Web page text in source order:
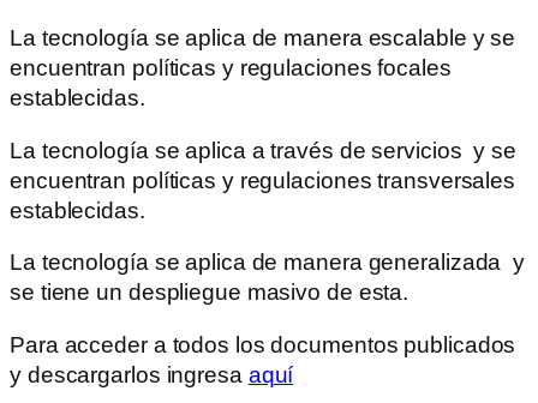
La tecnología se aplica de manera escalable y se
encuentran políticas y regulaciones focales
establecidas.
La tecnología se aplica a través de servicios y se
encuentran políticas y regulaciones transversales
establecidas.
La tecnología se aplica de manera generalizada y
se tiene un despliegue masivo de esta.
Para acceder a todos los documentos publicados
y descargarlos ingresa aquí